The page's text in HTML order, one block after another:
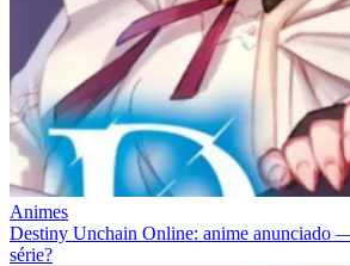
Animes
Destiny Unchain Online: anime anunciado
série?